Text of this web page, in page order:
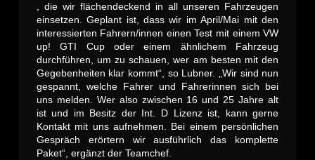
, die wir flächendeckend in all unseren Fahrzeugen
einsetzen. Geplant ist, dass wir im April/Mai mit den
interessierten Fahrern/innen einen Test mit einem VW
up! GTI Cup oder einem ähnlichem Fahrzeug
durchführen, um zu schauen, wer am besten mit den
Gegebenheiten klar kommt“, so Lubner. „Wir sind nun
gespannt, welche Fahrer und Fahrerinnen sich bei
uns melden. Wer also zwischen 16 und 25 Jahre alt
ist und im Besitz der Int. D Lizenz ist, kann gerne
Kontakt mit uns aufnehmen. Bei einem persönlichen
Gespräch erörtern wir ausführlich das komplette
Paket“, ergänzt der Teamchef.